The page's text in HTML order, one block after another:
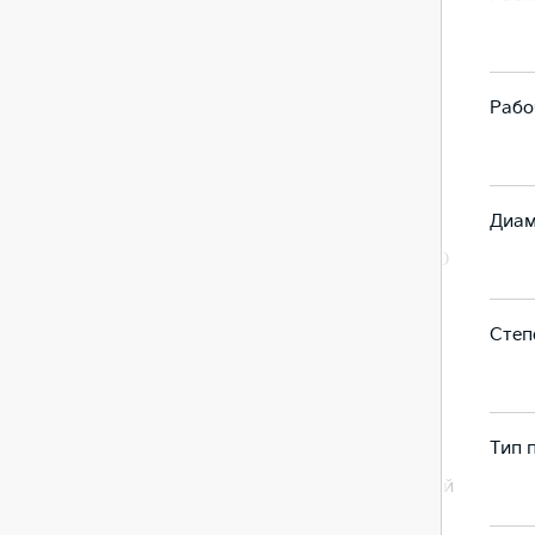
71 X 84.0
Тип
Передний